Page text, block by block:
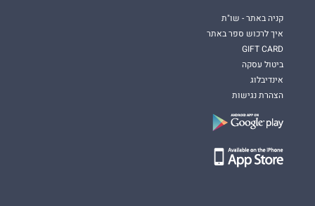
קניה באתר - שו"ת
איך לרכוש ספר באתר
GIFT CARD
ביטול עסקה
אינדיבלוג
הצהרת נגישות